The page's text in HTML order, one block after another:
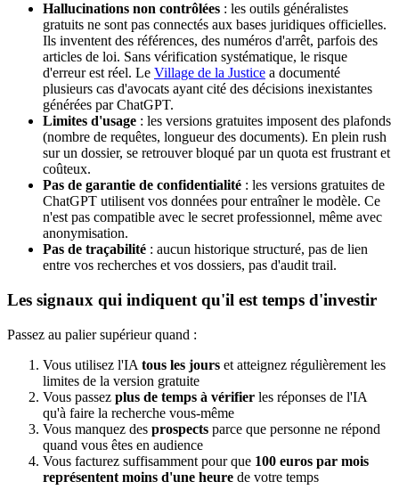
Hallucinations non contrôlées : les outils généralistes
gratuits ne sont pas connectés aux bases juridiques officielles.
Ils inventent des références, des numéros d'arrêt, parfois des
articles de loi. Sans vérification systématique, le risque
d'erreur est réel. Le Village de la Justice a documenté
plusieurs cas d'avocats ayant cité des décisions inexistantes
générées par ChatGPT.
Limites d'usage : les versions gratuites imposent des plafonds
(nombre de requêtes, longueur des documents). En plein rush
sur un dossier, se retrouver bloqué par un quota est frustrant et
coûteux.
Pas de garantie de confidentialité : les versions gratuites de
ChatGPT utilisent vos données pour entraîner le modèle. Ce
n'est pas compatible avec le secret professionnel, même avec
anonymisation.
Pas de traçabilité : aucun historique structuré, pas de lien
entre vos recherches et vos dossiers, pas d'audit trail.
Les signaux qui indiquent qu'il est temps d'investir
Passez au palier supérieur quand :
Vous utilisez l'IA tous les jours et atteignez régulièrement les
limites de la version gratuite
Vous passez plus de temps à vérifier les réponses de l'IA
qu'à faire la recherche vous-même
Vous manquez des prospects parce que personne ne répond
quand vous êtes en audience
Vous facturez suffisamment pour que 100 euros par mois
représentent moins d'une heure de votre temps